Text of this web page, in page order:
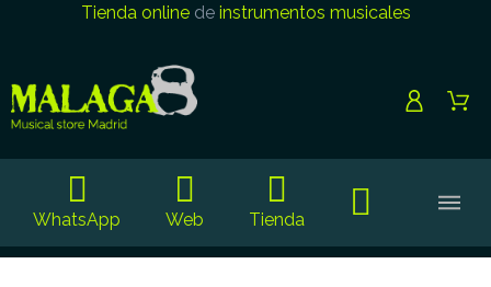
Tienda onlinede instrumentos musicales
WhatsApp Web Tienda